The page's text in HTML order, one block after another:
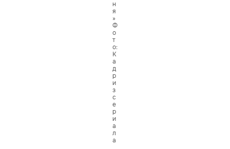
н
я
»
Ф
о
т
о:
К
а
д
р
и
з
с
е
р
и
а
л
а